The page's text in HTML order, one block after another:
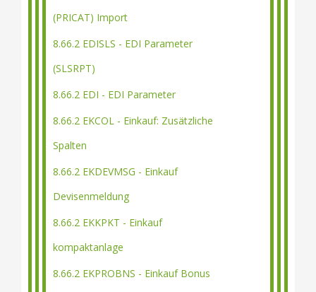
(PRICAT) Import
8.66.2 EDISLS - EDI Parameter
(SLSRPT)
8.66.2 EDI - EDI Parameter
8.66.2 EKCOL - Einkauf: Zusätzliche
Spalten
8.66.2 EKDEVMSG - Einkauf
Devisenmeldung
8.66.2 EKKPKT - Einkauf
kompaktanlage
8.66.2 EKPROBNS - Einkauf Bonus